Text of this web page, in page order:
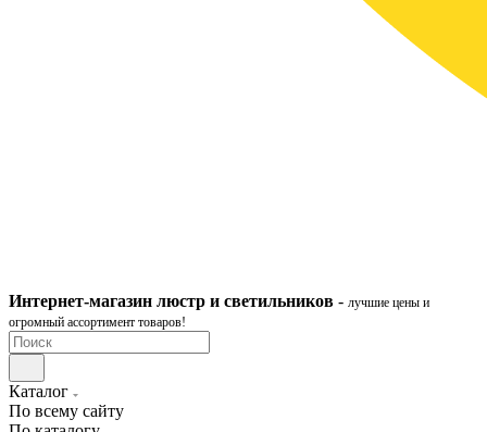
Интернет-магазин люстр и светильников - лучшие цены и
огромный ассортимент товаров!
Каталог
По всему сайту